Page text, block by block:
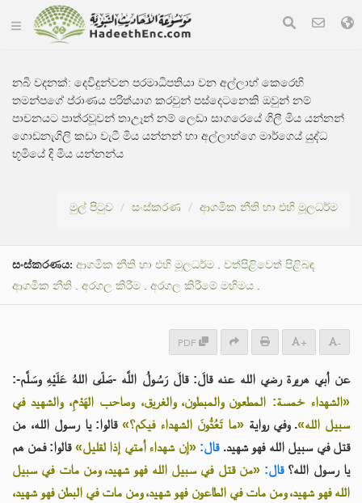
නබි වදනක්:දෙවිදුන්වන පරමාධිපතියා වන අල්ලාහ් කෙරෙහි
තමන්පගේ ප්රාණය පරිත්යාග කරවුන් පස්දෙටනෙකි ඔවුන් නම්
පාචනයට පාත්රවූවන් තාඋෑන් නම් ලෙඩා සාගරෙයේ ගිලී මිය යන්නන්
ගොඩනැගිලි කඩා වැටී මිය යන්නන් හා අල්ලාහ්ගෙ මාර්ගෙය් යුද්ධ
භූමියේ දි මිය යන්නන්ය
මුල් පිටුව සංස්කරණ ආගමික නීති හා එහි මූලධර්ම
සංස්කරණය: ආගමික නීති හා එහි මූලධර්ම . වත්පිළිවෙත් පිළිබඳ
ආගමික නීති . අරගල කිරීම . අරගල කිරීමේ මහිමය .
PDF + -
عن أبي هريرة رضي الله عنه قالَ: قالَ رَسُولُ اللَّه -صَلّى اللهُ عَلَيْهِ وسَلَّم-:
«الشهداء خمسة: المطعون والمبطون، والغريق، وصاحب الهَدْمِ، والشهيد في
سبيل الله». وفي رواية«ما تَعُدُّونَ الشهداء فيكم؟»قالوا: يا رسول الله، من
قتل في سبيل الله فهو شهيد. قال: «إن شهداء أمتي إذا لقليل» قالوا: فمن هم
يا رسول الله؟ قال: «من قتل في سبيل الله فهو شهيد، ومن مات في سبيل
الله فهو شهيد، ومن مات في الطاعون فهو شهيد، ومن مات في البطن فهو شهيد،